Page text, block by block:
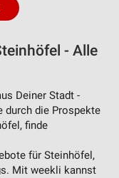
- Alle
Deiner Stadt -
durch die Prospekte
finde
für Steinhöfel,
Mit weekli kannst